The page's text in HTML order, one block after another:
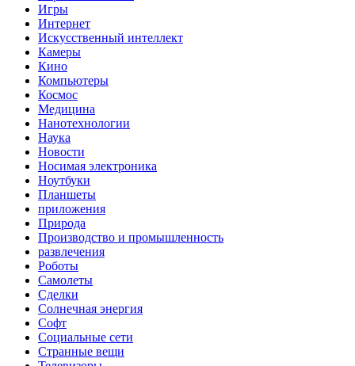
Игры
Интернет
Искусственный интеллект
Камеры
Кино
Компьютеры
Космос
Медицина
Нанотехнологии
Наука
Новости
Носимая электроника
Ноутбуки
Планшеты
приложения
Природа
Производство и промышленность
развлечения
Роботы
Самолеты
Сделки
Солнечная энергия
Софт
Социальные сети
Странные вещи